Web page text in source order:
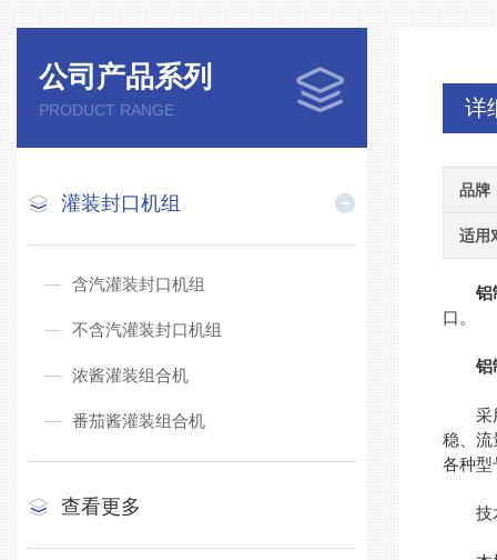
公司产品系列
PRODUCT RANGE
灌装封口机组
含汽灌装封口机组
不含汽灌装封口机组
浓酱灌装组合机
番茄酱灌装组合机
查看更多
详
品牌
适用
铝
口。
铝
采用
稳、流
各种型
技